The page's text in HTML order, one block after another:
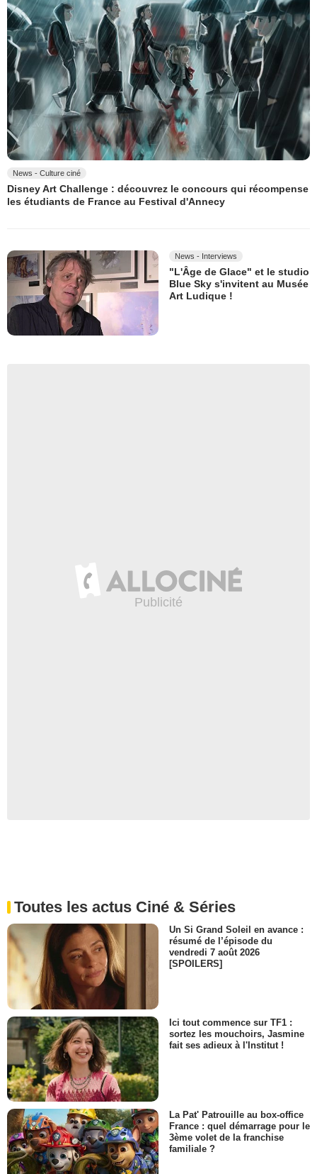
News - Culture ciné
Disney Art Challenge : découvrez le concours qui récompense
les étudiants de France au Festival d'Annecy
News - Interviews
"L'Âge de Glace" et le studio
Blue Sky s'invitent au Musée
Art Ludique !
Toutes les actus Ciné & Séries
Un Si Grand Soleil en avance :
résumé de l’épisode du
vendredi 7 août 2026
[SPOILERS]
Ici tout commence sur TF1 :
sortez les mouchoirs, Jasmine
fait ses adieux à l'Institut !
La Pat' Patrouille au box-office
France : quel démarrage pour le
3ème volet de la franchise
familiale ?